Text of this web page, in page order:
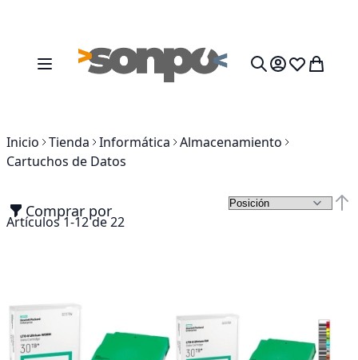
Toggle Nav Mi cesta
Inicio Tienda Informática Almacenamiento
Cartuchos de Datos
Comprar por
Artículos1-12de22